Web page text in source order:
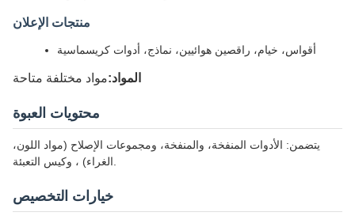
منتجات الإعلان
أقواس، خيام، راقصين هوائيين، نماذج، أدوات كريسماسية
المواد:مواد مختلفة متاحة
محتويات العبوة
يتضمن: الأدوات المنفخة، والمنفخة، ومجموعات الإصلاح (مواد اللون،
خيارات التخصيص